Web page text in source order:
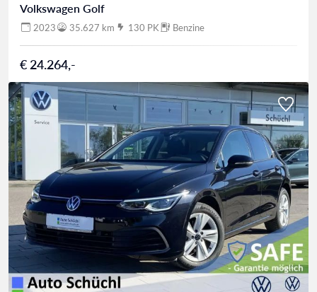
Volkswagen Golf
2023 35.627 km 130 PK Benzine
€ 24.264,-